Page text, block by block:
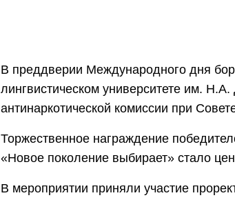
В преддверии Международного дня
лингвистическом университете им.
антинаркотической комиссии при
Торжественное награждение
«Новое поколение выбирает» стало
В мероприятии приняли участие